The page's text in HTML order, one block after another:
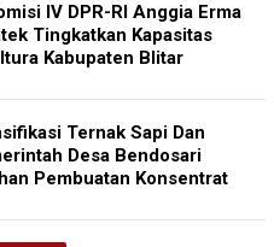
IV DPR-RI Anggia Erma
Tingkatkan Kapasitas
Kabupaten Blitar
Ternak Sapi Dan
Desa Bendosari
Pembuatan Konsentrat